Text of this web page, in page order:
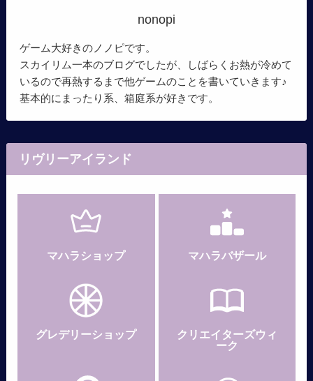
nonopi
ゲーム大好きのノノピです。
スカイリム一本のブログでしたが、しばらくお熱が冷めて
いるので再熱するまで他ゲームのことを書いていきます♪
基本的にまったり系、箱庭系が好きです。
リヴリーアイランド
マハラショップ マハラバザール
グレデリーショップ
クリエイターズウィ
ーク